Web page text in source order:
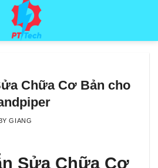
Chữa Cơ Bản cho
GIANG
Sửa Chữa Cơ